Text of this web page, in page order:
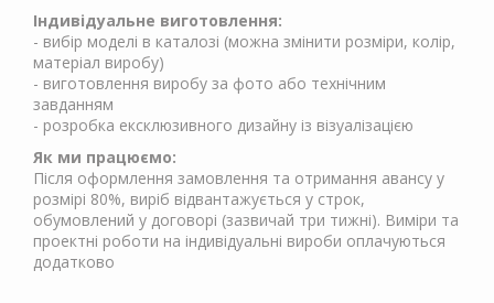
Індивідуальне виготовлення:
- вибір моделі в каталозі (можна змінити розміри, колір,
матеріал виробу)
- виготовлення виробу за фото або технічним
завданням
- розробка ексклюзивного дизайну із візуалізацією
Як ми працюємо:
Після оформлення замовлення та отримання авансу у
розмірі 80%, виріб відвантажується у строк,
обумовлений у договорі (зазвичай три тижні). Виміри та
проектні роботи на індивідуальні вироби оплачуються
додатково